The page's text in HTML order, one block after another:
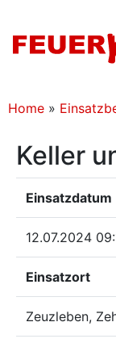
Home »
Keller
Einsatzdatum
12.07.2024
Einsatzort
Zeuzleben,